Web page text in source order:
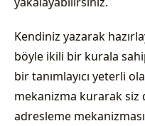
Kendiniz yazarak
böyle ikili bir kurala
bir tanımlayıcı yeterli
mekanizma kurarak siz
adresleme